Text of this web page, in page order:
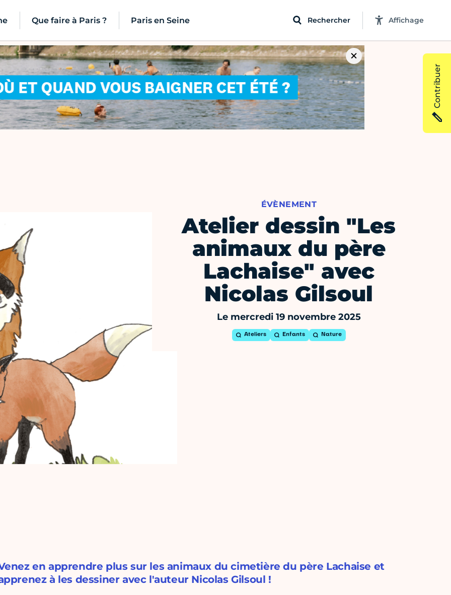
Que faire à Paris ? Paris en Seine Rechercher Affichage
ÉVÈNEMENT
Atelier dessin "Les
animaux du père
Lachaise" avec
Nicolas Gilsoul
Le mercredi 19 novembre 2025
Ateliers Enfants Nature
en apprendre plus sur les animaux du cimetière du père Lachaise et
à les dessiner avec l'auteur Nicolas Gilsoul !
Contribuer